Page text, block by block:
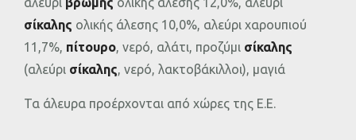
σίκαλης ολικής άλεσης 10,0%, αλεύρι χαρουπιού
11,7%, πίτουρο, νερό, αλάτι, προζύμι σίκαλης
(αλεύρι σίκαλης, νερό, λακτοβάκιλλοι), μαγιά
Τα άλευρα προέρχονται από χώρες της Ε.Ε.